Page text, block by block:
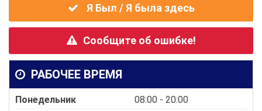
Я Был / Я была здесь
Сообщите об ошибке!
РАБОЧЕЕ ВРЕМЯ
Понедельник
08:00 - 20:00